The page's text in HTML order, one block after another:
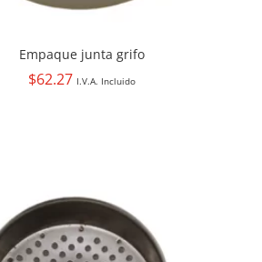
Empaque junta grifo
$62.27 I.V.A. Incluido